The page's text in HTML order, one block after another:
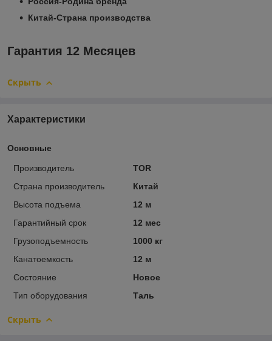
Китай-Страна производства
Гарантия 12 Месяцев
Скрыть
Характеристики
Основные
Производитель
TOR
Страна производитель
Китай
Высота подъема
12 м
Гарантийный срок
12 мес
Грузоподъемность
1000 кг
Канатоемкость
12 м
Состояние
Новое
Тип оборудования
Таль
Скрыть